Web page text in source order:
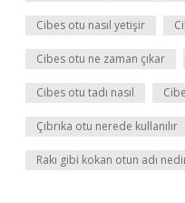
Cibes otu nasıl yetişir
Cibes otu ne zaman çıkar
Cibes otu tadı nasıl
Çıbrıka otu nerede kullanılır
Rakı gibi kokan otun adı